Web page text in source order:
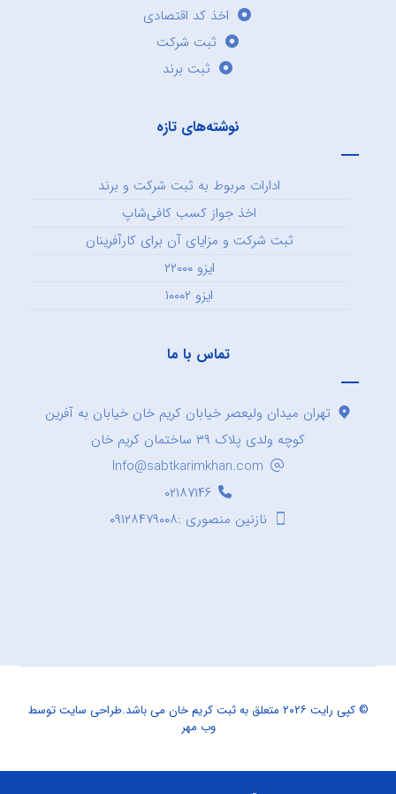
اخذ کد اقتصادی
ثبت شرکت
ثبت برند
نوشته‌های تازه
ادارات مربوط به ثبت شرکت و برند
اخذ جواز کسب کافی‌شاپ
ثبت شرکت و مزایای آن برای کارآفرینان
ایزو ۲۲۰۰۰
ایزو ۱۰۰۰۲
تماس با ما
تهران میدان ولیعصر خیابان کریم خان خیابان به آفرین
کوچه ولدی پلاک ۳۹ ساختمان کریم خان
Info@sabtkarimkhan.com
۰۲۱۸۷۱۴۶
نازنین منصوری :۰۹۱۲۸۴۷۹۰۰۸
© کپی رایت ۲۰۲۶ متعلق به ثبت کریم خان می باشد. طراحی سایتتوسط
وب مهر